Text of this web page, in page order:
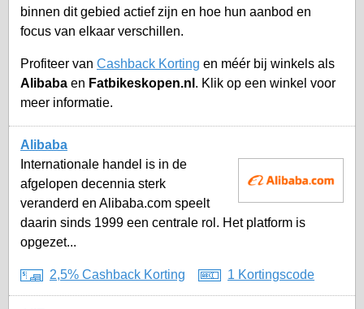
binnen dit gebied actief zijn en hoe hun aanbod en
focus van elkaar verschillen.
Profiteer van Cashback Korting en méér bij winkels als
Alibaba en Fatbikeskopen.nl . Klik op een winkel voor
meer informatie.
Alibaba
Internationale handel is in de
afgelopen decennia sterk
veranderd en Alibaba.com speelt
daarin sinds 1999 een centrale rol. Het platform is
opgezet...
2,5% Cashback Korting 1 Kortingscode